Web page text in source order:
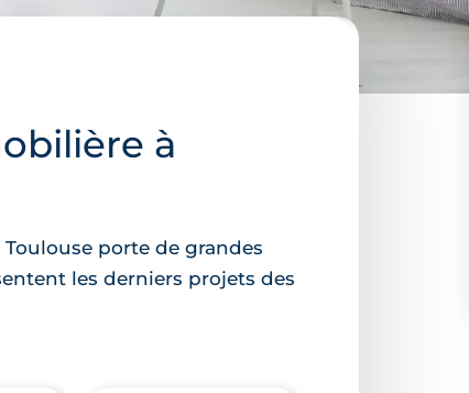
à
porte de grandes
les derniers projets des